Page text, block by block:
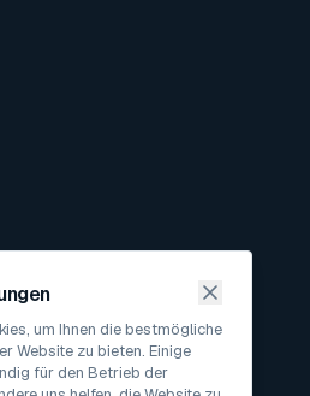
um Ihnen die bestmögliche
Website zu bieten. Einige
für den Betrieb der